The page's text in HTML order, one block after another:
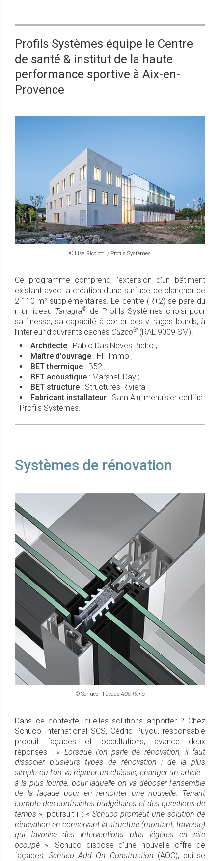
Profils Systèmes équipe le Centre
de santé & institut de la haute
performance sportive à Aix-en-
Provence
© Lisa Ricciotti / Profils Systèmes
Ce programme comprend l’extension d’un bâtiment
existant avec la création d’une surface de plancher de
2 110 m² supplémentaires. Le centre (R+2) se pare du
mur-rideau Tanagra® de Profils Systèmes choisi pour
sa finesse, sa capacité à porter des vitrages lourds, à
l’intérieur d’ouvrants cachés Cuzco® (RAL 9009 SM).
Architecte : Pablo Das Neves Bicho ;
Maître d’ouvrage : HF Immo ;
BET thermique : B52 ;
BET acoustique : Marshall Day ;
BET structure : Structures Riviera ;
Fabricant installateur : Sam Alu, menuisier certifié
Profils Systèmes.
Systèmes de rénovation
© Schüco - FaçadeAOC Réno
Dans ce contexte, quelles solutions apporter ? Chez
Schüco International SCS, Cédric Puyou, responsable
produit façades et occultations, avance deux
réponses : « Lorsque l'on parle de rénovation, il faut
dissocier plusieurs types de rénovation : de la plus
simple où l'on va réparer un châssis, changer un article…
à la plus lourde, pour laquelle on va déposer l'ensemble
de la façade pour en remonter une nouvelle. Tenant
compte des contraintes budgétaires et des questions de
temps », poursuit-il : « Schüco promeut une solution de
rénovation en conservant la structure (montant, traverse)
qui favorise des interventions plus légères en site
occupé ». Schüco dispose d’une nouvelle offre de
façades,Schüco Add On Construction (AOC), qui se